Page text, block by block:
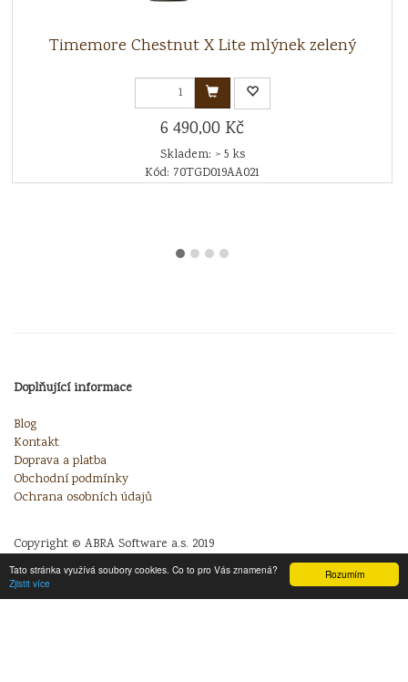
Rozumím
Tato stránka využívá soubory cookies. Co to pro Vás znamená?
Zjistit více
Timemore Chestnut X Lite mlýnek zelený
6 490,00 Kč
Skladem: > 5 ks
Kód: 70TGD019AA021
Doplňující informace
Blog
Kontakt
Doprava a platba
Obchodní podmínky
Ochrana osobních údajů
Copyright © ABRA Software a.s. 2019